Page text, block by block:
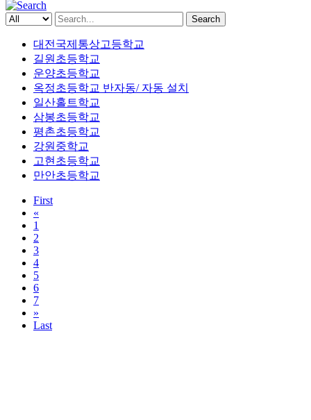
길원초등학교
운양초등학교
일산홀트학교
삼봉초등학교
평촌초등학교
강원중학교
고현초등학교
만안초등학교
First
«
1
3
4
5
6
7
»
Last